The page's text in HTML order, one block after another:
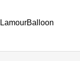
LamourBalloon